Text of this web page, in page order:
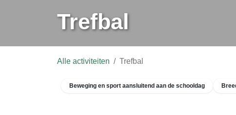
Trefbal
Alle activiteiten Trefbal
Beweging en sport aansluitend aan de schooldag